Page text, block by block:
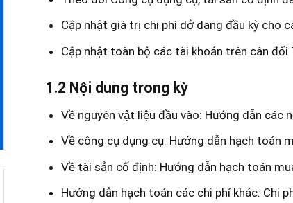
Cập nhật giá trị chi phí dở dang đầu kỳ cho
Cập nhật toàn bộ các tài khoản trên cân
1.2 Nội dung trong kỳ
Về nguyên vật liệu đầu vào: Hướng dẫn các
Về công cụ dụng cụ: Hướng dẫn hạch toán
Về tài sản cố định: Hướng dẫn hạch toán
Hướng dẫn hạch toán các chi phí khác: Chi